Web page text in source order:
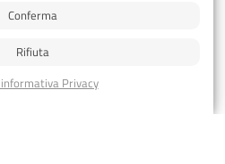
Conferma
Rifiuta